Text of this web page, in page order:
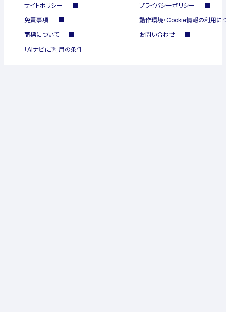
サイトポリシー
プライバシーポリシー
免責事項
動作環境・Cookie情報の利用に
商標について
お問い合わせ
「AIナビ」ご利用の条件